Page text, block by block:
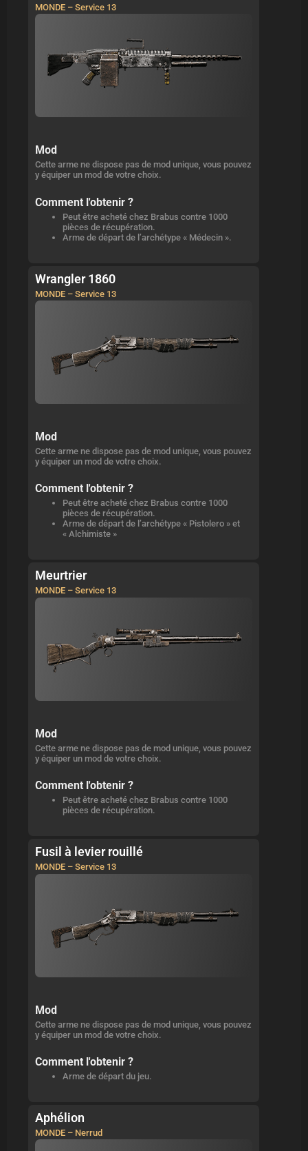
MONDE – Service 13
Mod
Cette arme ne dispose pas de mod unique, vous pouvez
y équiper un mod de votre choix.
Comment l'obtenir ?
Peut être acheté chez Brabus contre 1000
pièces de récupération.
Arme de départ de l’archétype « Médecin ».
Wrangler 1860
MONDE – Service 13
Mod
Cette arme ne dispose pas de mod unique, vous pouvez
y équiper un mod de votre choix.
Comment l'obtenir ?
Peut être acheté chez Brabus contre 1000
pièces de récupération.
Arme de départ de l’archétype « Pistolero » et
« Alchimiste »
Meurtrier
MONDE – Service 13
Mod
Cette arme ne dispose pas de mod unique, vous pouvez
y équiper un mod de votre choix.
Comment l'obtenir ?
Peut être acheté chez Brabus contre 1000
pièces de récupération.
Fusil à levier rouillé
MONDE – Service 13
Mod
Cette arme ne dispose pas de mod unique, vous pouvez
y équiper un mod de votre choix.
Comment l'obtenir ?
Arme de départ du jeu.
Aphélion
MONDE – Nerrud